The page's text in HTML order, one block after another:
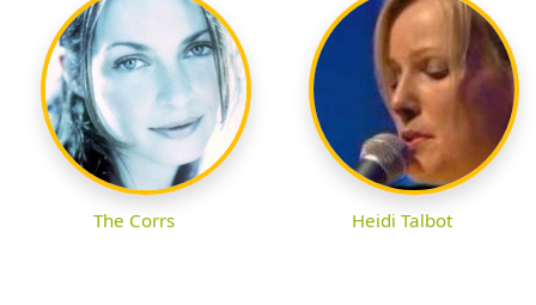
The Corrs Heidi Talbot